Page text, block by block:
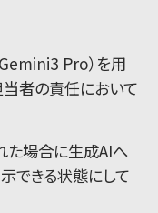
Pro）を用
当者の責任において
た場合に生成AIへ
できる状態にして